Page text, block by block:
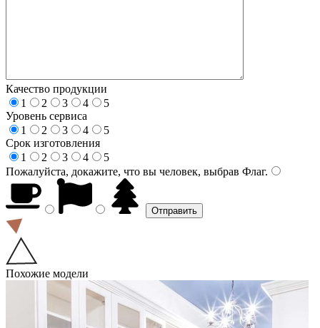
Качество продукции
1
2 3 4
5
Уровень сервиса
1
2 3 4
5
Срок изготовления
1
2 3 4
5
Пожалуйста, докажите, что вы человек, выбрав Флаг.
Похожие модели